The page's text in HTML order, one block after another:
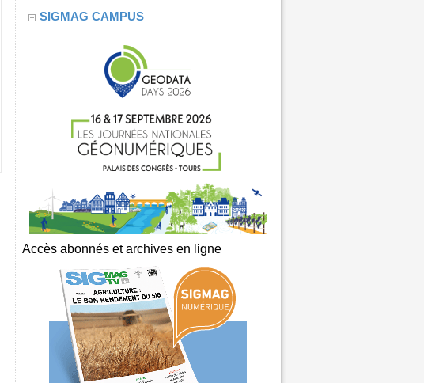
SIGMAG CAMPUS
Accès abonnés et archives en ligne